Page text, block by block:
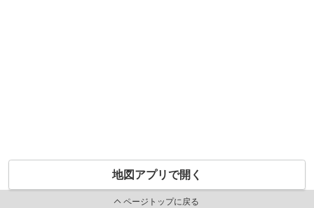
地図アプリで開く
ページトップに戻る